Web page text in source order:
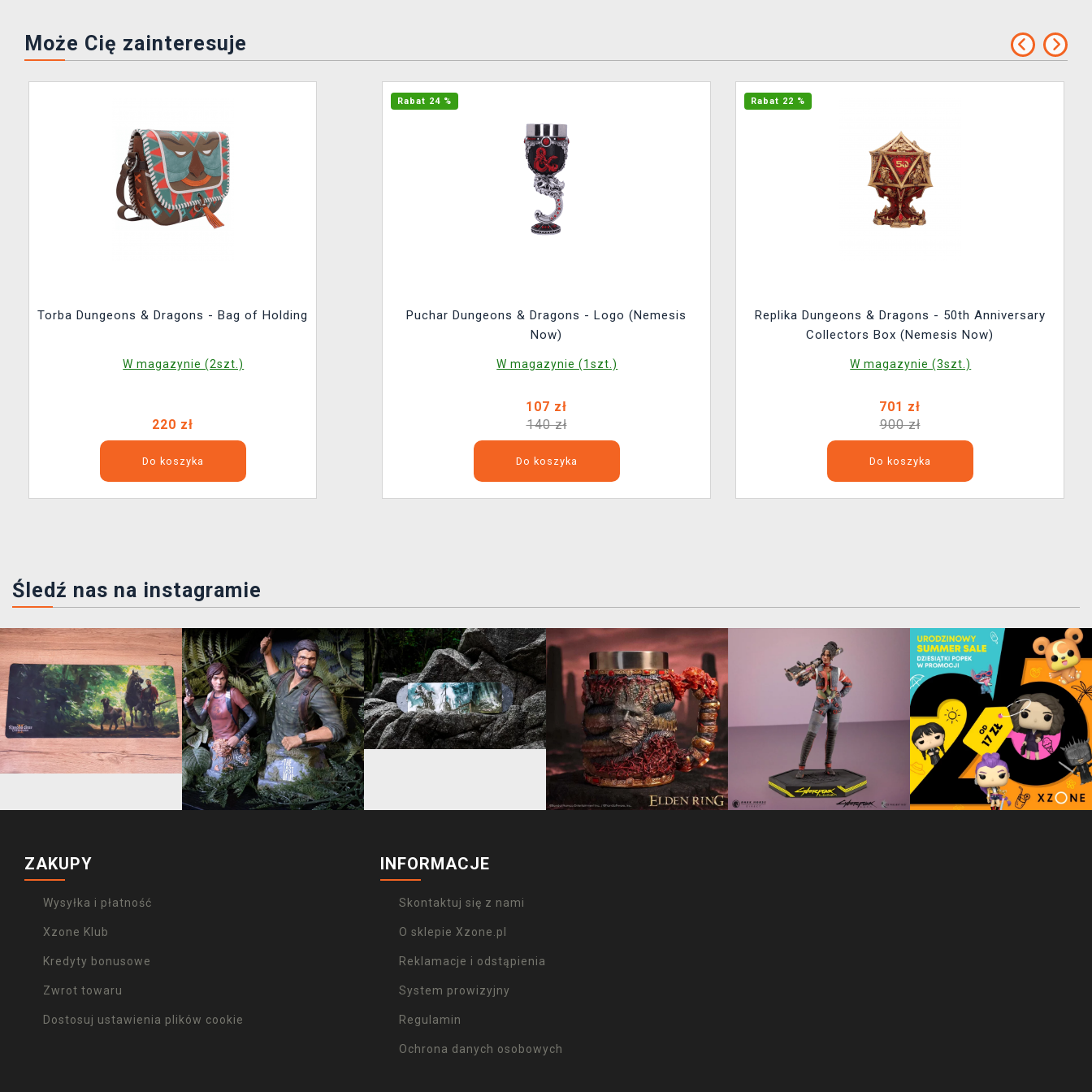
Może Cię zainteresuje
Torba Dungeons & Dragons - Bag of Holding
W magazynie (2szt.)
220 zł
Do koszyka
Rabat 24 %
Puchar Dungeons & Dragons - Logo (Nemesis
Now)
W magazynie (1szt.)
107 zł
140 zł
Do koszyka
Rabat 22 %
Replika Dungeons & Dragons - 50th Anniversary
Collectors Box (Nemesis Now)
W magazynie (3szt.)
701 zł
900 zł
Do koszyka
Śledź nas na instagramie
ZAKUPY
Wysyłka i płatność
Xzone Klub
Kredyty bonusowe
Zwrot towaru
Dostosuj ustawienia plików cookie
INFORMACJE
Skontaktuj się z nami
O sklepie Xzone.pl
Reklamacje i odstąpienia
System prowizyjny
Regulamin
Ochrona danych osobowych